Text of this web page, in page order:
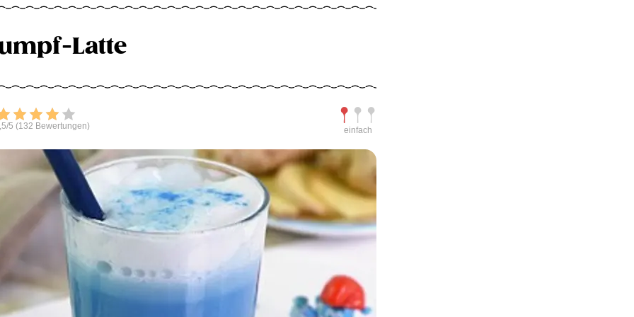
Latte
Bewerten
5 (132 Bewertungen)
Schwierigkeit
einfach